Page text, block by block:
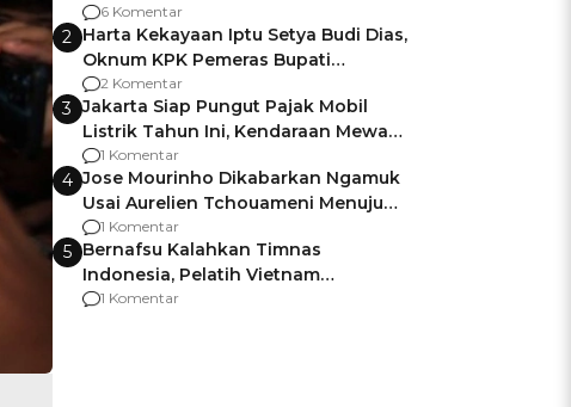
Gagalnya Negara Jamin Keamanan
6 Komentar
2 Harta Kekayaan Iptu Setya Budi Dias,
Oknum KPK Pemeras Bupati
Pemalang
2 Komentar
3 Jakarta Siap Pungut Pajak Mobil
Listrik Tahun Ini, Kendaraan Mewah
Kena hingga 75% PKB
1 Komentar
4 Jose Mourinho Dikabarkan Ngamuk
Usai Aurelien Tchouameni Menuju
Manchester United
1 Komentar
5 Bernafsu Kalahkan Timnas
Indonesia, Pelatih Vietnam
Berencana Pakai Jimat di Pakansari
1 Komentar